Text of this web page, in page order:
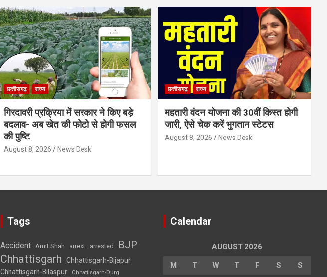
छत्तीसगढ़ राज्य
गिरदावरी प्रक्रिया में सरकार ने किए बड़े
बदलाव- अब खेत की फोटो से होगी फसल
की पुष्टि
August 8, 2026 News Desk
छत्तीसगढ़ राज्य
महतारी वंदन योजना की 30वीं किस्त होगी
जारी, ऐसे चेक करें भुगतान स्टेटस
August 8, 2026 News Desk
Tags
Accident Amit Shah arrest arrested BJP
Chhattisgarh
Chhattisgarh-Bijapur
Chhattisgarh-Bilaspur
Chhattisgarh-Durg
Calendar
AUGUST 2026
M T W T F S S